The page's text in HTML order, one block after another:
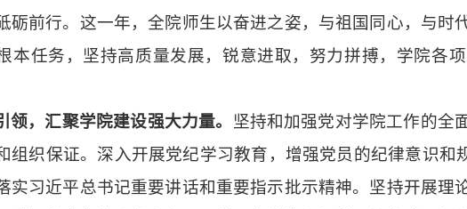
砺前行。这一年，全院师生以奋进之姿，与祖国同心，与时
本任务，坚持高质量发展，锐意进取，努力拼搏，学院各
领，汇聚学院建设强大力量。
坚持和加强党对学院工作的全
组织保证。深入开展党纪学习教育，增强党员的纪律意识和
实习近平总书记重要讲话和重要指示批示精神。坚持开展理